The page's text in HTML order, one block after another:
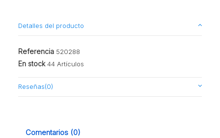
Detalles del producto
Referencia 520288
En stock 44 Artículos
Reseñas(0)
Comentarios (0)